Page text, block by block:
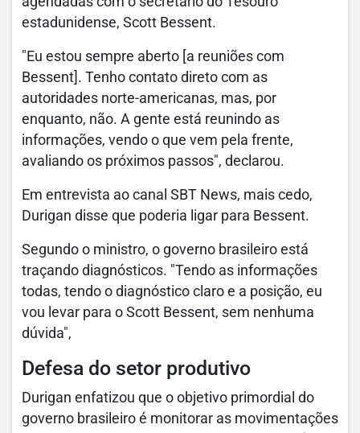
estadunidense, Scott Bessent.
"Eu estou sempre aberto [a reuniões com
Bessent]. Tenho contato direto com as
autoridades norte-americanas, mas, por
enquanto, não. A gente está reunindo as
informações, vendo o que vem pela frente,
avaliando os próximos passos", declarou.
Em entrevista ao canal SBT News, mais cedo,
Durigan disse que poderia ligar para Bessent.
Segundo o ministro, o governo brasileiro está
traçando diagnósticos. "Tendo as informações
todas, tendo o diagnóstico claro e a posição, eu
vou levar para o Scott Bessent, sem nenhuma
dúvida",
Defesa do setor produtivo
Durigan enfatizou que o objetivo primordial do
governo brasileiro é monitorar as movimentações